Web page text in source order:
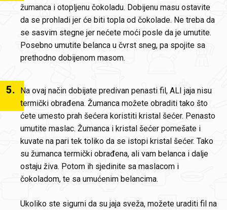
žumanca i otopljenu čokoladu. Dobijenu masu ostavite
da se prohladi jer će biti topla od čokolade. Ne treba da
se sasvim stegne jer nećete moći posle da je umutite.
Posebno umutite belanca u čvrst sneg, pa spojite sa
prethodno dobijenom masom.
5.
Na ovaj način dobijate predivan penasti fil, ALI jaja nisu
termički obrađena. Žumanca možete obraditi tako što
ćete umesto prah šećera koristiti kristal šećer. Penasto
umutite maslac. Žumanca i kristal šećer pomešate i
kuvate na pari tek toliko da se istopi kristal šećer. Tako
su žumanca termički obrađena, ali vam belanca i dalje
ostaju živa. Potom ih sjedinite sa maslacom i
čokoladom, te sa umućenim belancima.
Ukoliko ste sigurni da su jaja sveža, možete uraditi fil na